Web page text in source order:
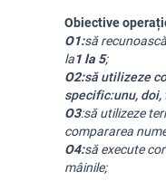
Obiective
O1:să
la1 la 5;
O2:să utilizeze
specific:unu, doi,
O3:să utilizeze
compararea
O4:să execute
mâinile;